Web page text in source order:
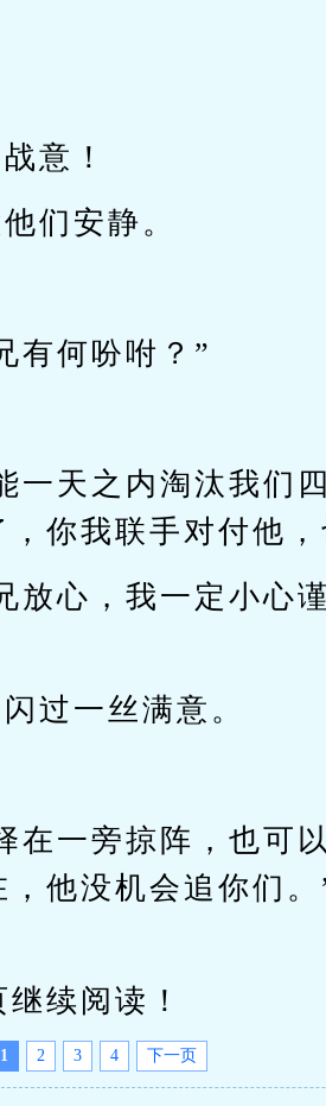
意！
们安静。
有何吩咐？”
一天之内淘汰我们
你我联手对付他
放心，我一定小心
过一丝满意。
在一旁掠阵，也可
他没机会追你们。
续阅读！
1 2 3 4 下一页